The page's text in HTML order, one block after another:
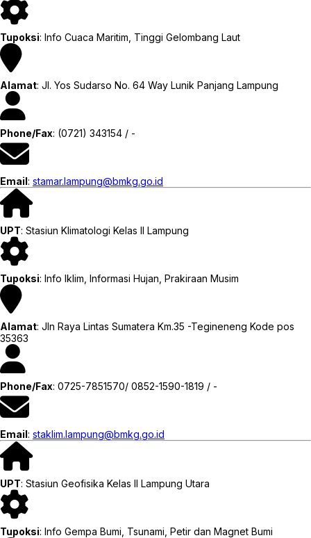
Tupoksi: Info Cuaca Maritim, Tinggi Gelombang Laut
Alamat: Jl. Yos Sudarso No. 64 Way Lunik Panjang Lampung
Phone/Fax: (0721) 343154 / -
Email: stamar.lampung@bmkg.go.id
UPT: Stasiun Klimatologi Kelas II Lampung
Tupoksi: Info Iklim, Informasi Hujan, Prakiraan Musim
Alamat: Jln Raya Lintas Sumatera Km.35 -Tegineneng Kode pos
35363
Phone/Fax: 0725-7851570/ 0852-1590-1819 / -
Email: staklim.lampung@bmkg.go.id
UPT: Stasiun Geofisika Kelas II Lampung Utara
Tupoksi: Info Gempa Bumi, Tsunami, Petir dan Magnet Bumi